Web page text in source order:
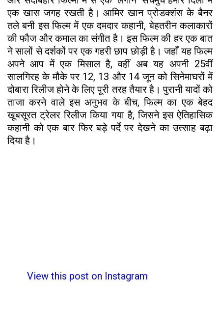
एक खास जगह रखती है। आमिर खान प्रोडक्शंस के बैनर
तले बनी इस फिल्म में एक दमदार कहानी, बेहतरीन कलाकारों
की फौज और कमाल का संगीत है। इस फिल्म की हर एक बात
ने सालों से दर्शकों पर एक गहरी छाप छोड़ी है। जहाँ यह फिल्म
अपने आप में एक मिसाल है, वहीं अब यह अपनी 25वीं
सालगिरह के मौके पर 12, 13 और 14 जून को सिनेमाघरों में
दोबारा रिलीज होने के लिए पूरी तरह तैयार है। पुरानी यादों को
ताजा करने वाले इस अनुभव के बीच, फिल्म का एक बेहद
खूबसूरत ट्रेलर रिलीज किया गया है, जिसने इस ऐतिहासिक
कहानी को एक बार फिर बड़े पर्दे पर देखने का उत्साह बढ़ा
दिया है।
View this post on Instagram